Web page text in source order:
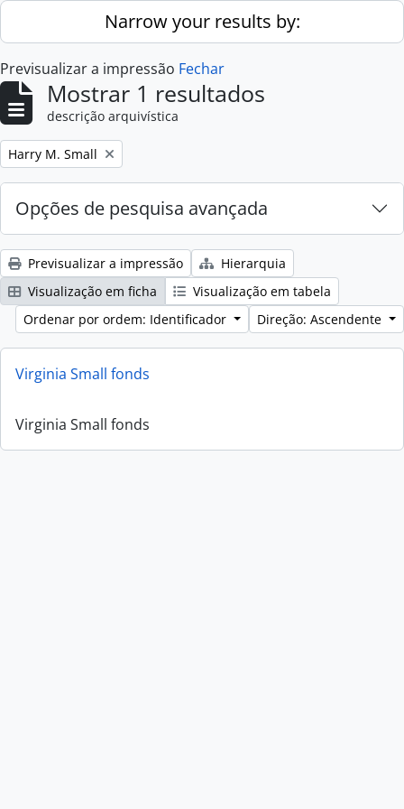
Skip to main contentNarrow your results by:
Previsualizar a impressão Fechar
Mostrar 1 resultados
descrição arquivística
Remove filter:
Harry M. Small
Opções de pesquisa avançada
Previsualizar a impressão
Hierarquia
Visualização em ficha
Visualização em tabela
Ordenar por ordem: Identificador
Direção: Ascendente
Virginia Small fonds
Virginia Small fonds